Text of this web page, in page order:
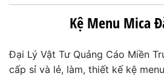
Kệ Menu Mica
Đại Lý Vật Tư Quảng Cáo Miền
cấp sỉ và lẻ, làm, thiết kế kệ